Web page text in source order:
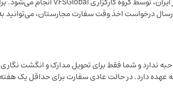
درخواست اخذ وقت سفارت مجارستان، می‌توانید به
به عهده دارد. در حالت عادی سفارت برای حداقل یک